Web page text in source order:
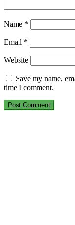
Name *
Email *
Website
Save my name,
time I comment.